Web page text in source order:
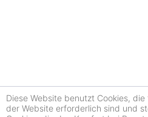
Diese Website benutzt Cookies,
der Website erforderlich sind und